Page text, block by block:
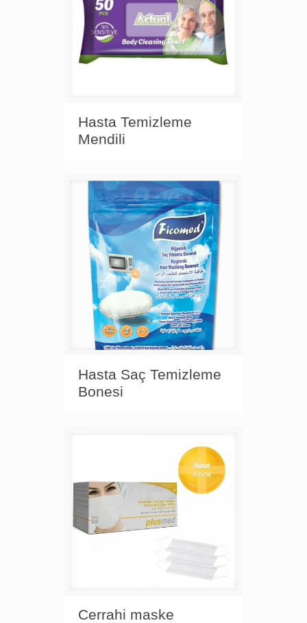
Hasta Temizleme
Mendili
Hasta Saç Temizleme
Bonesi
Cerrahi maske